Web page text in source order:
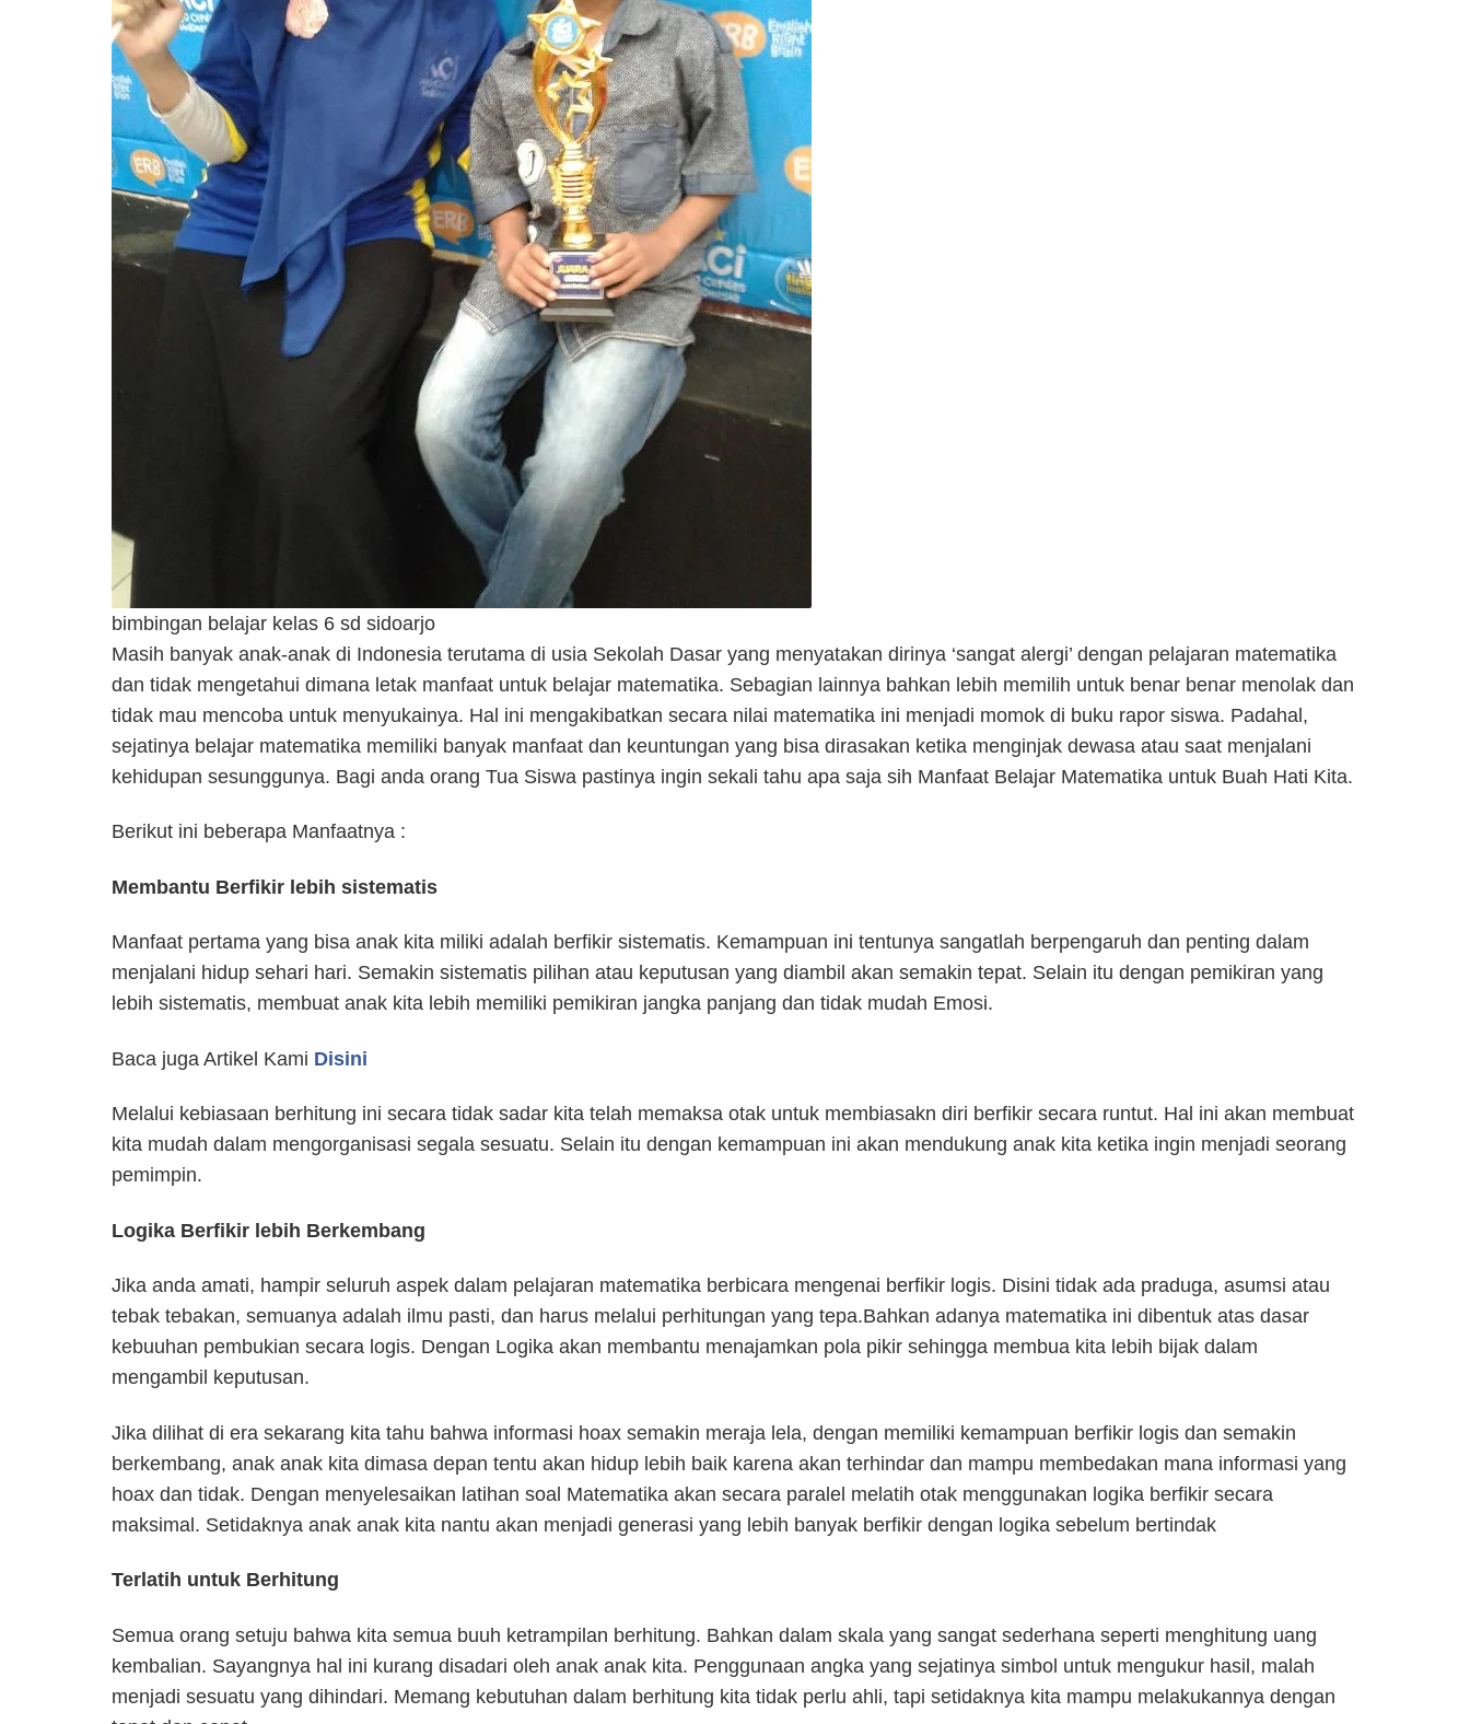
bimbingan belajar kelas 6 sd sidoarjo
Masih banyak anak-anak di Indonesia terutama di usia Sekolah Dasar yang menyatakan dirinya ‘sangat alergi’ dengan pelajaran matematika
dan tidak mengetahui dimana letak manfaat untuk belajar matematika. Sebagian lainnya bahkan lebih memilih untuk benar benar menolak dan
tidak mau mencoba untuk menyukainya. Hal ini mengakibatkan secara nilai matematika ini menjadi momok di buku rapor siswa. Padahal,
sejatinya belajar matematika memiliki banyak manfaat dan keuntungan yang bisa dirasakan ketika menginjak dewasa atau saat menjalani
kehidupan sesunggunya. Bagi anda orang Tua Siswa pastinya ingin sekali tahu apa saja sih Manfaat Belajar Matematika untuk Buah Hati Kita.
Berikut ini beberapa Manfaatnya :
Membantu Berfikir lebih sistematis
Manfaat pertama yang bisa anak kita miliki adalah berfikir sistematis. Kemampuan ini tentunya sangatlah berpengaruh dan penting dalam
menjalani hidup sehari hari. Semakin sistematis pilihan atau keputusan yang diambil akan semakin tepat. Selain itu dengan pemikiran yang
lebih sistematis, membuat anak kita lebih memiliki pemikiran jangka panjang dan tidak mudah Emosi.
Baca juga Artikel Kami Disini
Melalui kebiasaan berhitung ini secara tidak sadar kita telah memaksa otak untuk membiasakn diri berfikir secara runtut. Hal ini akan membuat
kita mudah dalam mengorganisasi segala sesuatu. Selain itu dengan kemampuan ini akan mendukung anak kita ketika ingin menjadi seorang
pemimpin.
Logika Berfikir lebih Berkembang
Jika anda amati, hampir seluruh aspek dalam pelajaran matematika berbicara mengenai berfikir logis. Disini tidak ada praduga, asumsi atau
tebak tebakan, semuanya adalah ilmu pasti, dan harus melalui perhitungan yang tepa.Bahkan adanya matematika ini dibentuk atas dasar
kebuuhan pembukian secara logis. Dengan Logika akan membantu menajamkan pola pikir sehingga membua kita lebih bijak dalam
mengambil keputusan.
Jika dilihat di era sekarang kita tahu bahwa informasi hoax semakin meraja lela, dengan memiliki kemampuan berfikir logis dan semakin
berkembang, anak anak kita dimasa depan tentu akan hidup lebih baik karena akan terhindar dan mampu membedakan mana informasi yang
hoax dan tidak. Dengan menyelesaikan latihan soal Matematika akan secara paralel melatih otak menggunakan logika berfikir secara
maksimal. Setidaknya anak anak kita nantu akan menjadi generasi yang lebih banyak berfikir dengan logika sebelum bertindak
Terlatih untuk Berhitung
Semua orang setuju bahwa kita semua buuh ketrampilan berhitung. Bahkan dalam skala yang sangat sederhana seperti menghitung uang
kembalian. Sayangnya hal ini kurang disadari oleh anak anak kita. Penggunaan angka yang sejatinya simbol untuk mengukur hasil, malah
menjadi sesuatu yang dihindari. Memang kebutuhan dalam berhitung kita tidak perlu ahli, tapi setidaknya kita mampu melakukannya dengan